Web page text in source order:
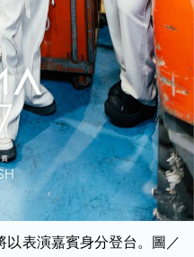
以表演嘉賓身分登台。圖／